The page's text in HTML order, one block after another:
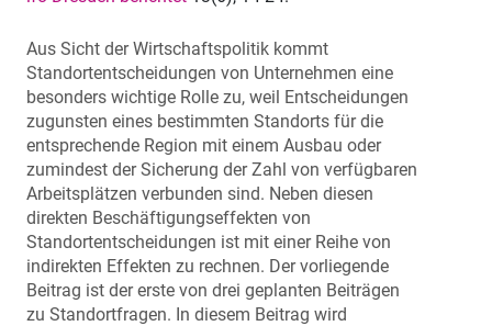
Aus Sicht der Wirtschaftspolitik kommt
Standortentscheidungen von Unternehmen eine
besonders wichtige Rolle zu, weil Entscheidungen
zugunsten eines bestimmten Standorts für die
entsprechende Region mit einem Ausbau oder
zumindest der Sicherung der Zahl von verfügbaren
Arbeitsplätzen verbunden sind. Neben diesen
direkten Beschäftigungseffekten von
Standortentscheidungen ist mit einer Reihe von
indirekten Effekten zu rechnen. Der vorliegende
Beitrag ist der erste von drei geplanten Beiträgen
zu Standortfragen. In diesem Beitrag wird